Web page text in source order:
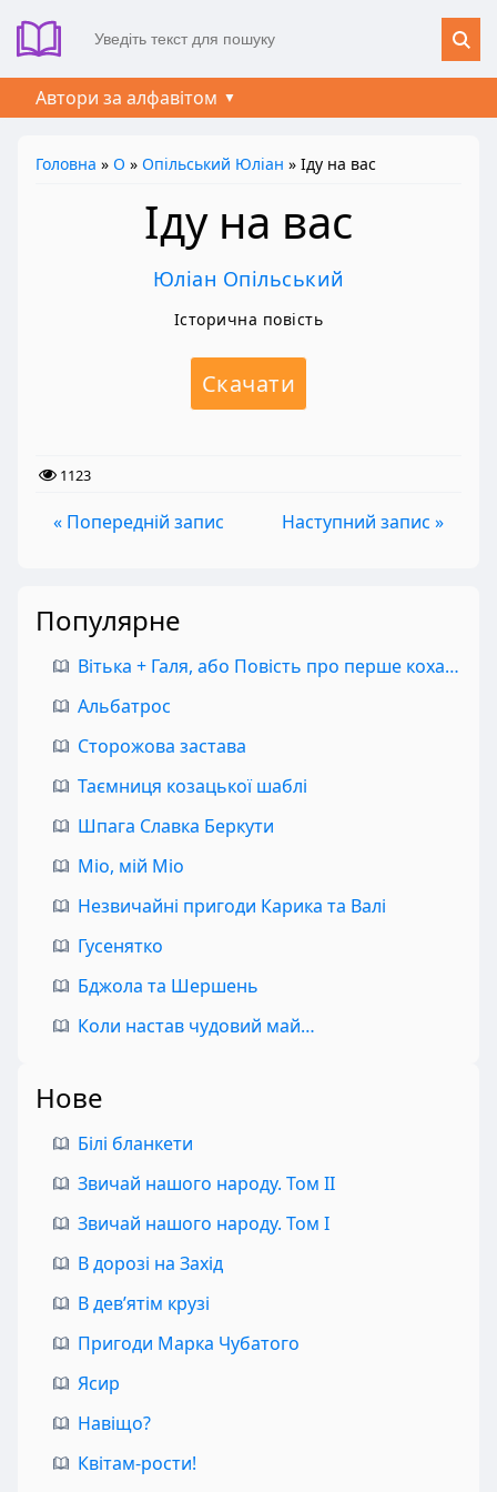
Автори за алфавітом
Головна » О » Опільський Юліан » Іду на вас
Іду на вас
Юліан Опільський
Історична повість
Скачати
1123
« Попередній запис Наступний запис »
Популярне
Вітька + Галя, або Повість про перше кохання
Альбатрос
Сторожова застава
Таємниця козацької шаблі
Шпага Славка Беркути
Міо, мій Міо
Незвичайні пригоди Карика та Валі
Гусенятко
Бджола та Шершень
Коли настав чудовий май…
Нове
Білі бланкети
Звичай нашого народу. Том II
Звичай нашого народу. Том I
В дорозі на Захід
В дев’ятім крузі
Пригоди Марка Чубатого
Ясир
Навіщо?
Квітам-рости!